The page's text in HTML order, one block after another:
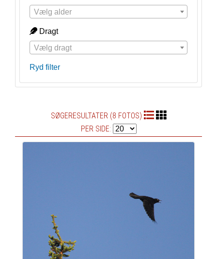
Vælg alder
Dragt
Vælg dragt
Ryd filter
SØGERESULTATER (8 FOTOS)
PER SIDE: